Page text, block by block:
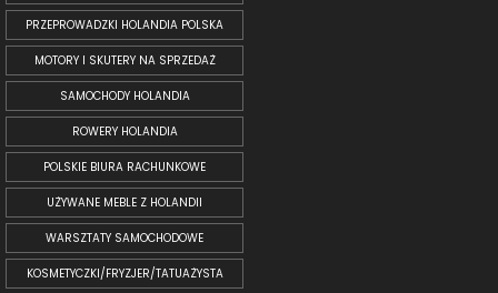
PRZEPROWADZKI HOLANDIA POLSKA
MOTORY I SKUTERY NA SPRZEDAŻ
SAMOCHODY HOLANDIA
ROWERY HOLANDIA
POLSKIE BIURA RACHUNKOWE
UŻYWANE MEBLE Z HOLANDII
WARSZTATY SAMOCHODOWE
KOSMETYCZKI/FRYZJER/TATUAŻYSTA